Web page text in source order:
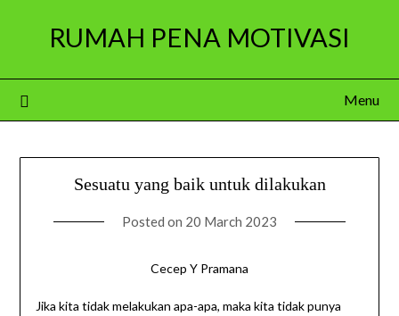
RUMAH PENA MOTIVASI
Menu
Sesuatu yang baik untuk dilakukan
Posted on 20 March 2023
Cecep Y Pramana
Jika kita tidak melakukan apa-apa, maka kita tidak punya